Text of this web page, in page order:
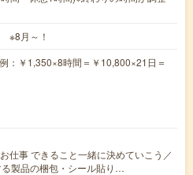
※8月～！
￥1,350×8時間＝￥10,800×21日＝
仕事 できること一緒に決めていこう／
製品の梱包・シール貼り…